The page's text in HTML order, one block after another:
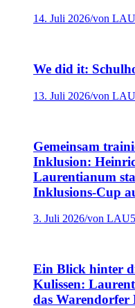
14. Juli 2026/von
We did it:
13. Juli 2026/von
Gemeinsam
Inklusion:
Laurentianum
Inklusions-Cup
3. Juli 2026/von
Ein Blick hinter
Kulissen:
das Warendorfer